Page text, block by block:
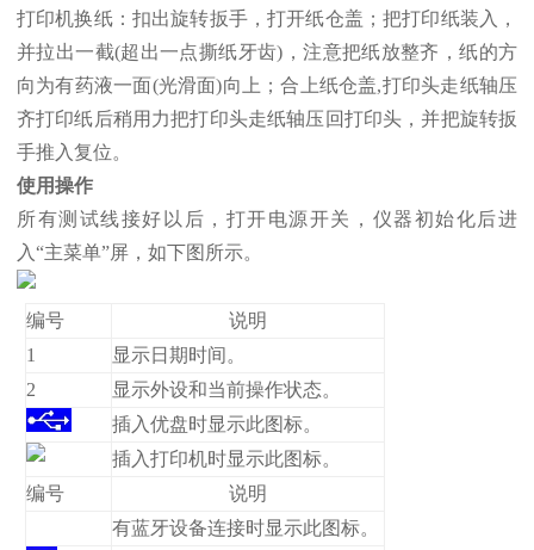
打印机换纸：扣出旋转扳手，打开纸仓盖；把打印纸装入，
并拉出一截(超出一点撕纸牙齿)，注意把纸放整齐，纸的方
向为有药液一面(光滑面)向上；合上纸仓盖,打印头走纸轴压
齐打印纸后稍用力把打印头走纸轴压回打印头，并把旋转扳
手推入复位。
使用操作
所有测试线接好以后，打开电源开关，仪器初始化后进
入“主菜单”屏，如下图所示。
编号
说明
1
显示日期时间。
2
显示外设和当前操作状态。
插入优盘时显示此图标。
插入打印机时显示此图标。
编号
说明
有蓝牙设备连接时显示此图标。